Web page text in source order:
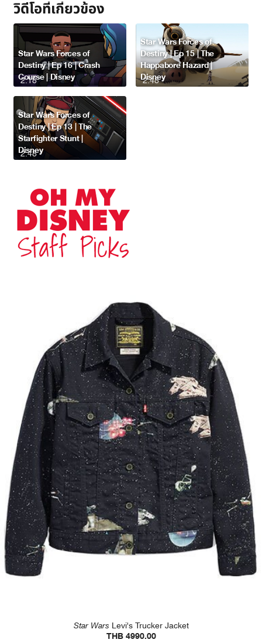
วิดีโอที่เกี่ยวข้อง
2:18
Star Wars Forces of
Destiny | Ep 16 | Crash
Course | Disney
2:48
Star Wars Forces of
Destiny | Ep 15 | The
Happabore Hazard |
Disney
2:48
Star Wars Forces of
Destiny | Ep 13 | The
Starfighter Stunt |
Disney
Star Wars Levi's Trucker Jacket
THB 4990.00